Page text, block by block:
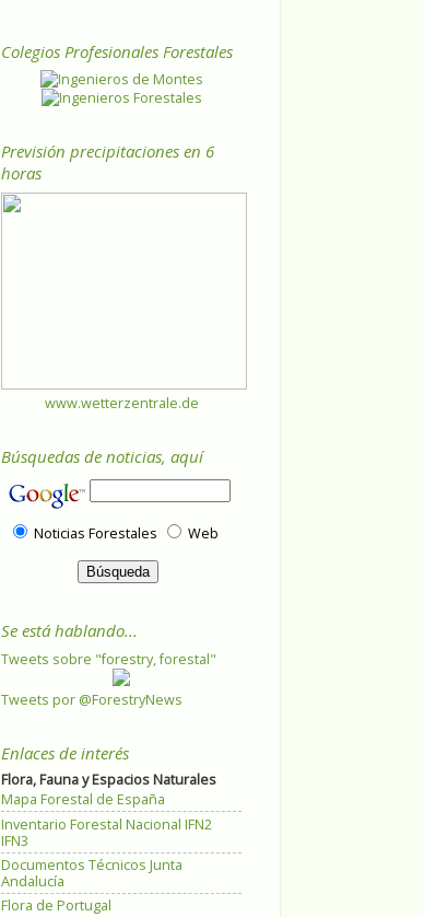
Colegios Profesionales Forestales
Previsión precipitaciones en 6
horas
www.wetterzentrale.de
Búsquedas de noticias, aquí
Noticias Forestales Web
Se está hablando...
Tweets sobre "forestry, forestal"
Tweets por @ForestryNews
Enlaces de interés
Flora, Fauna y Espacios Naturales
Mapa Forestal de España
Inventario Forestal Nacional IFN2
IFN3
Documentos Técnicos Junta
Andalucía
Flora de Portugal